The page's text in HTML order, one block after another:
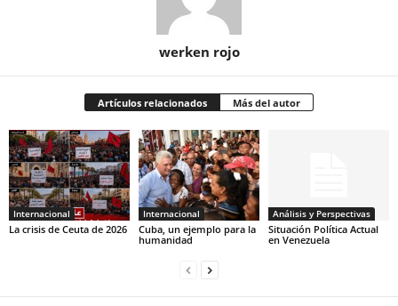
werken rojo
Artículos relacionados Más del autor
Internacional
La crisis de Ceuta de 2026
Internacional
Cuba, un ejemplo para la
humanidad
Análisis y Perspectivas
Situación Política Actual
en Venezuela